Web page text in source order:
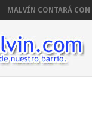
MALVÍN CONTARÁ CON